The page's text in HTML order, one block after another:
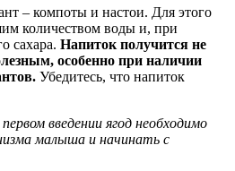
– компоты и настои. Для этого
количеством воды и, при
сахара. Напиток получится не
особенно при наличии
Убедитесь, что напиток
введении ягод необходимо
малыша и начинать с